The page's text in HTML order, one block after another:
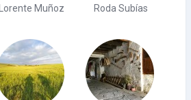
Lorente Muñoz
Roda Subías